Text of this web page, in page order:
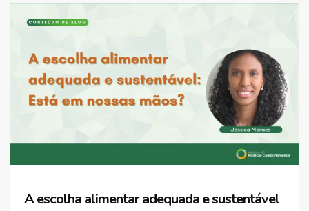
A escolha alimentar adequada e sustentável